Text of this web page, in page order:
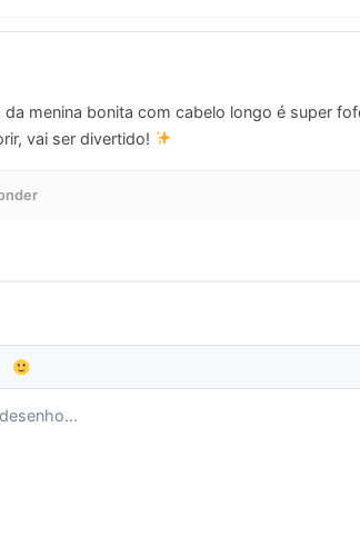
da menina bonita com cabelo longo é super
vai ser divertido!